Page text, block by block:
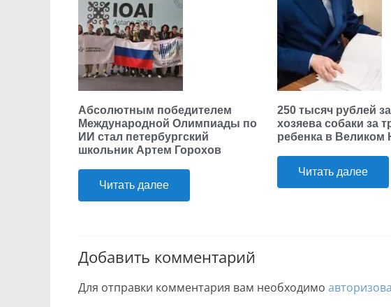
Абсолютным победителем
Международной Олимпиады по
ИИ стал петербургский
школьник Артем Горохов
Читать далее
250 тысяч рублей
хозяева собаки за
ребенка в Великом
Читать далее
Добавить комментарий
Для отправки комментария вам необходимо